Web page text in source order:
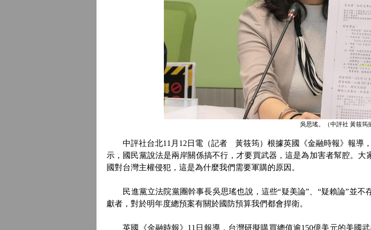
吳思瑤。（中評社 黃筱筠
中評社台北11月12日電（記者 黃筱筠）根據英國《金融時報》報導，
示，國民黨說法是兩岸關係搞不行，才要買武器，這是為加害者幫腔。
國對台灣主權侵犯，這是為什麼我們需要軍購的原因。
民進黨立法院黨團幹事長吳思瑤也說，這些“疑美論”、“疑賴論”並不
獻者，對於明年度總預案有關於國防預算我們都會捍衛。
英國《金融時報》11日報導，台灣研擬購買總值逾150億美元的美國